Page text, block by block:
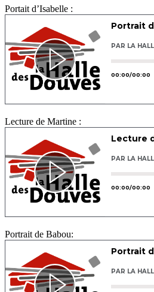
Portait d’Isabelle :
Lecture de Martine :
Portrait de Babou: